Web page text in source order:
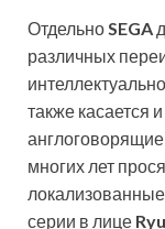
Отдельно SEGA
различных
также касается
многих лет
серии в лице